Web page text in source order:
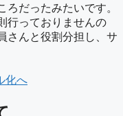
だったみたいです。
行っておりませんの
さんと役割分担し、サ
化へ